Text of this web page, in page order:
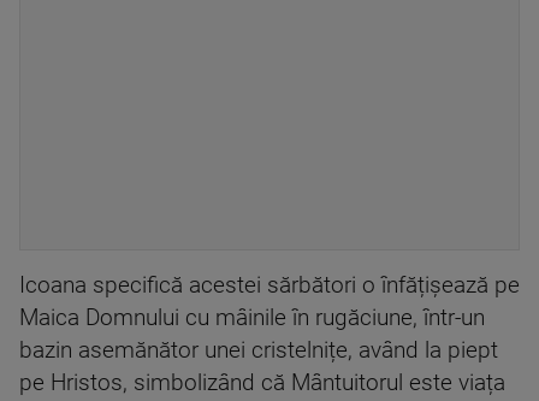
Icoana specifică acestei sărbători o înfățișează pe
Maica Domnului cu mâinile în rugăciune, într-un
bazin asemănător unei cristelnițe, având la piept
pe Hristos, simbolizând că Mântuitorul este viața